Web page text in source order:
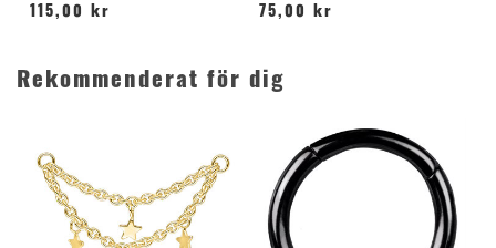
115,00 kr
75,00 kr
Rekommenderat för dig